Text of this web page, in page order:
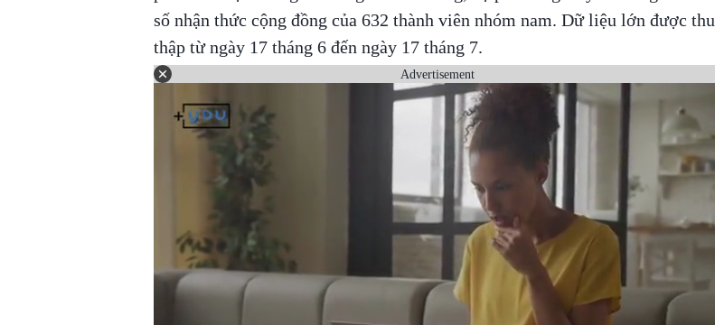
số nhận thức cộng đồng của 632 thành viên nhóm nam. Dữ liệu lớn được thu
thập từ ngày 17 tháng 6 đến ngày 17 tháng 7.
Advertisement